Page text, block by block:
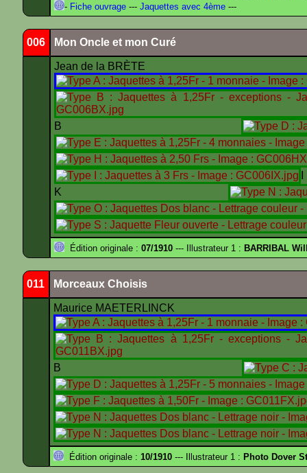
- Fiche ouvrage --- Jaquettes avec 4ème ---
006 Mon Oncle et mon Curé
Jean de la BRÈTE
B
K
Édition originale : 07/1910 --- Illustrateur 1 : BARRIBAL
011 Morceaux Choisis
Maurice MAETERLINCK
B
Édition originale : 10/1910 --- Illustrateur 1 : Photo Dover